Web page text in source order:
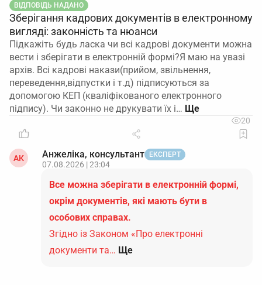
ВІДПОВІДЬ НАДАНО
Зберігання кадрових документів в електронному
вигляді: законність та нюанси
Підкажіть будь ласка чи всі кадрові документи можна
вести і зберігати в електронній формі?Я маю на увазі
архів. Всі кадрові накази(прийом, звільнення,
переведення,відпустки і т.д) підписуються за
допомогою КЕП (кваліфікованого електронного
підпису). Чи законно не друкувати їх і…
20
АК Анжеліка, консультант ЕКСПЕРТ
07.08.2026 | 23:04
Все можна зберігати в електронній формі,
окрім документів, які мають бути в
особових справах.
Згідно із Законом «Про електронні
документи та… Ще